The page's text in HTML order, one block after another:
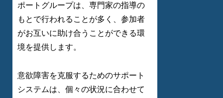
ポートグループは、専門家の指導の
もとで行われることが多く、参加者
がお互いに助け合うことができる環
境を提供します。
意欲障害を克服するためのサポート
システムは、個々の状況に合わせて